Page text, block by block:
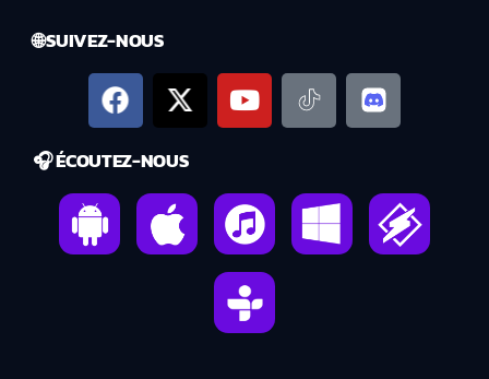
🌐 SUIVEZ-NOUS
🎧 ÉCOUTEZ-NOUS